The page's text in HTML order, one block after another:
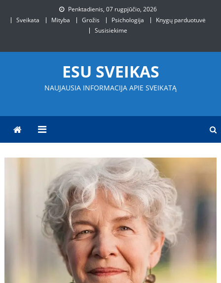
Penktadienis, 07 rugpjūčio, 2026
Sveikata
Mityba Grožis Psichologija
Knygų parduotuvė
Susisiekime
ESU SVEIKAS
NAUJAUSIA INFORMACIJA APIE SVEIKATĄ